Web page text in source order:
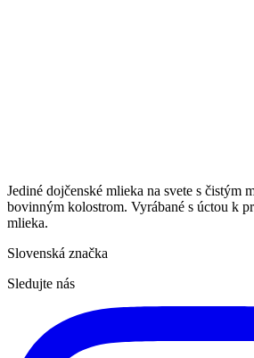
Jediné dojčenské mlieka na svete s čistým
bovinným kolostrom. Vyrábané s úctou k
mlieka.
Slovenská značka
Sledujte nás